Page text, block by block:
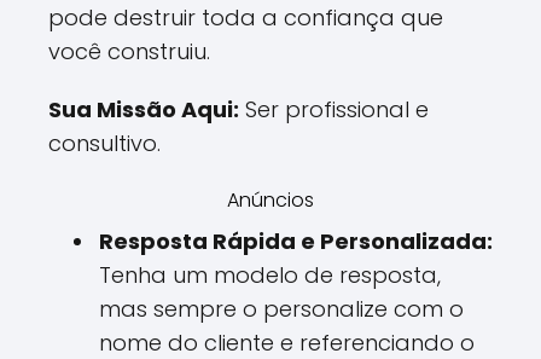
pode destruir toda a confiança que
você construiu.
Sua Missão Aqui: Ser profissional e
consultivo.
Anúncios
Resposta Rápida e Personalizada:
Tenha um modelo de resposta,
mas sempre o personalize com o
nome do cliente e referenciando o